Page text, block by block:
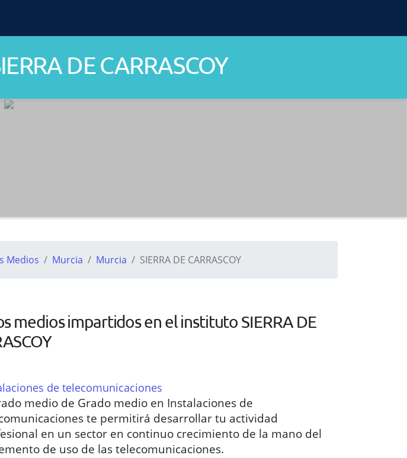
DE CARRASCOY
Medios Murcia Murcia SIERRA DE CARRASCOY
medios impartidos en el instituto SIERRA DE
de telecomunicaciones
medio de Grado medio en Instalaciones de
te permitirá desarrollar tu actividad
en un sector en continuo crecimiento de la mano del
de uso de las telecomunicaciones.